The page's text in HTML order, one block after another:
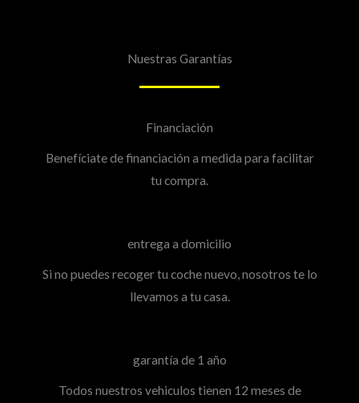
Nuestras Garantías
Financiación
Benefíciate de financiación a medida para facilitar
tu compra.
entrega a domicilio
Si no puedes recoger tu coche nuevo, nosotros te lo
llevamos a tu casa.
garantía de 1 año
Todos nuestros vehiculos tienen 12 meses de